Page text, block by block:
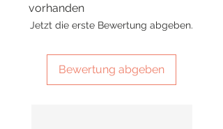
vorhanden
Jetzt die erste Bewertung abgeben.
Bewertung abgeben